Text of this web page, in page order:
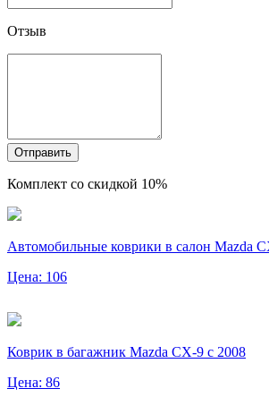
Отзыв
Отправить
Комплект со скидкой 10%
Автомобильные коврики в салон Mazda
Цена: 106
Коврик в багажник Mazda СХ-9 с 2008
Цена: 86